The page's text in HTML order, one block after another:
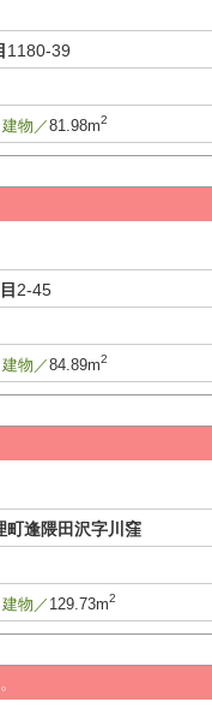
1180-39
建物／81.98m2
2-45
建物／84.89m2
町逢隈田沢字川窪
建物／ 129.73m2